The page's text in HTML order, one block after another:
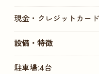
現金・クレジットカー
設備・特徴
駐車場:4台